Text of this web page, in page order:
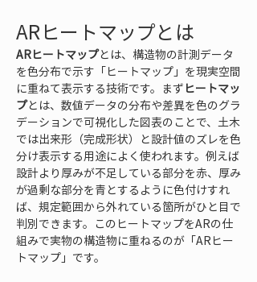
ARヒートマップとは
ARヒートマップとは、構造物の計測データ
を色分布で示す「ヒートマップ」を現実空間
に重ねて表示する技術です。まず ヒートマッ
プとは、数値データの分布や差異を色のグラ
デーションで可視化した図表のことで、土木
では出来形（完成形状）と設計値のズレを色
分け表示する用途によく使われます。例えば
設計より厚みが不足している部分を赤、厚み
が過剰な部分を青とするように色付けすれ
ば、規定範囲から外れている箇所がひと目で
判別できます。このヒートマップをARの仕
組みで実物の構造物に重ねるのが「ARヒー
トマップ」です。